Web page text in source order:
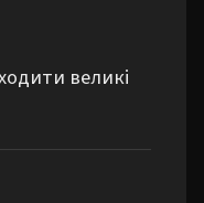
великі